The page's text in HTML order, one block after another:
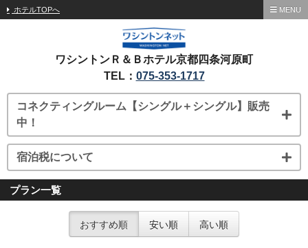
ホテルTOPへ MENU
ワシントンＲ＆Ｂホテル京都四条河原町
TEL： 075-353-1717
コネクティングルーム【シングル＋シングル】販売
中！
宿泊税について
プラン一覧
おすすめ順 安い順 高い順